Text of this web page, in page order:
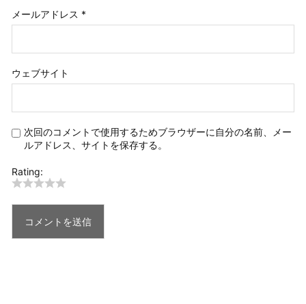
メールアドレス *
ウェブサイト
次回のコメントで使用するためブラウザーに自分の名前、メー
ルアドレス、サイトを保存する。
Rating: